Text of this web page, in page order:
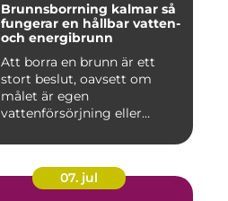
Brunnsborrning kalmar så
fungerar en hållbar vatten-
och energibrunn
Att borra en brunn är ett
stort beslut, oavsett om
målet är egen
vattenförsörjning eller
07. jul